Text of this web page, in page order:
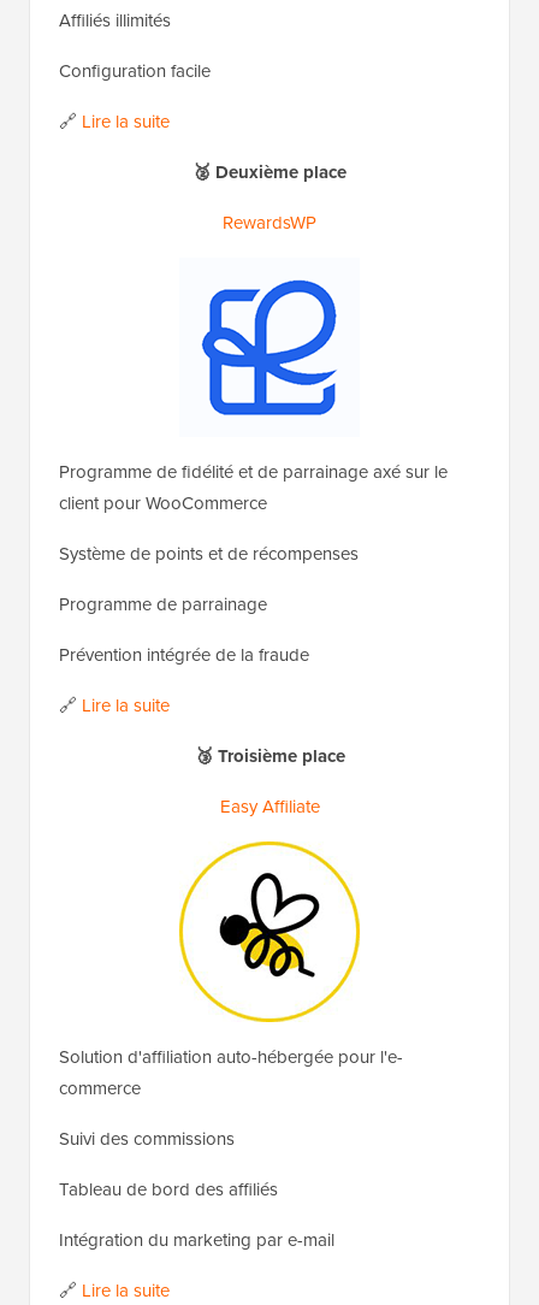
Affiliés illimités
Configuration facile
🔗 Lire la suite
🥈 Deuxième place
RewardsWP
Programme de fidélité et de parrainage axé sur le
client pour WooCommerce
Système de points et de récompenses
Programme de parrainage
Prévention intégrée de la fraude
🔗 Lire la suite
🥉 Troisième place
Easy Affiliate
Solution d'affiliation auto-hébergée pour l'e-
commerce
Suivi des commissions
Tableau de bord des affiliés
Intégration du marketing par e-mail
🔗 Lire la suite